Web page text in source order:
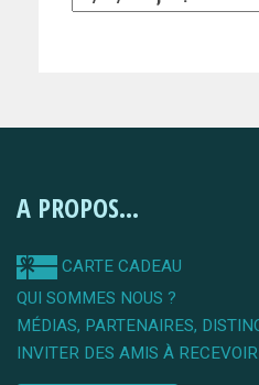
A PROPOS...
CARTE CADEAU
QUI SOMMES NOUS ?
MÉDIAS, PARTENAIRES,
INVITER DES AMIS À